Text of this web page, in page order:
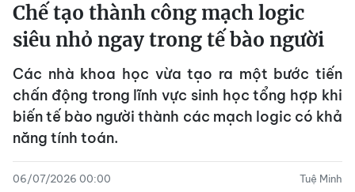
Chế tạo thành công mạch logic
siêu nhỏ ngay trong tế bào người
Các nhà khoa học vừa tạo ra một bước tiến
chấn động trong lĩnh vực sinh học tổng hợp khi
biến tế bào người thành các mạch logic có khả
năng tính toán.
06/07/2026 00:00 Tuệ Minh